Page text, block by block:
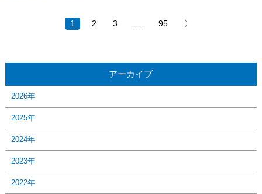
1 2 3 … 95 〉
アーカイブ
2026年
2025年
2024年
2023年
2022年